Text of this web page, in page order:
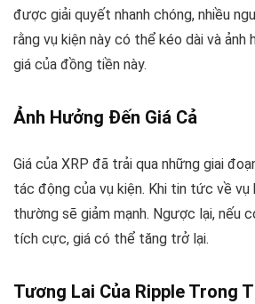
được giải quyết nhanh chóng, nhiều
rằng vụ kiện này có thể kéo dài và
giá của đồng tiền này.
Ảnh Hưởng Đến Giá Cả
Giá của XRP đã trải qua những giai
tác động của vụ kiện. Khi tin tức về vụ
thường sẽ giảm mạnh. Ngược lại, nếu
tích cực, giá có thể tăng trở lại.
Tương Lai Của Ripple Trong